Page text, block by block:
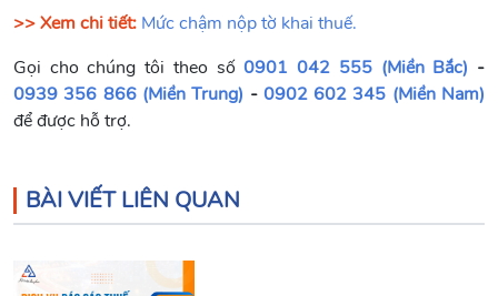
>> Xem chi tiết: Mức chậm nộp tờ khai thuế.
Gọi cho chúng tôi theo số 0901 042 555 (Miền Bắc) -
0939 356 866 (Miền Trung) - 0902 602 345 (Miền Nam)
để được hỗ trợ.
BÀI VIẾT LIÊN QUAN